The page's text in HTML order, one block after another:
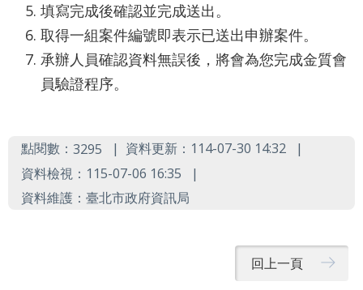
資
訊
公
於
訊
局
填寫完成後確認並完成送出。
取得一組案件編號即表示已送出申辦案件。
承辦人員確認資料無誤後，將會為您完成金質會
員驗證程序。
點閱數： 3295
資料更新：114-07-30 14:32
資料檢視：115-07-06 16:35
資料維護：臺北市政府資訊局
回上一頁